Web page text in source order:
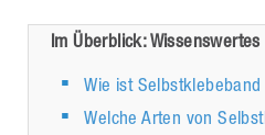
Im Überblick:
Wie ist
Welche Arten von